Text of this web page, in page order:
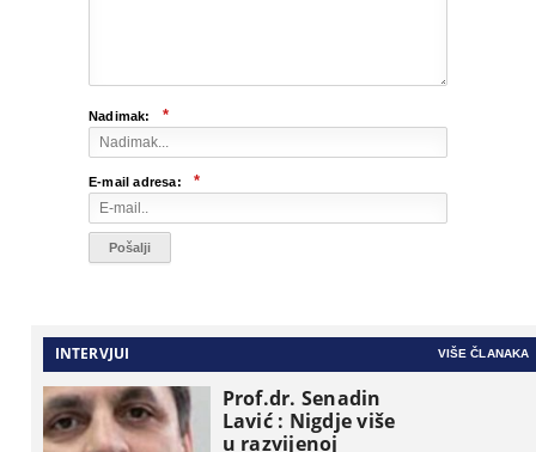
Nadimak: *
E-mail adresa: *
INTERVJUI VIŠE ČLANAKA
Prof.dr. Senadin
Lavić : Nigdje više
u razvijenoj